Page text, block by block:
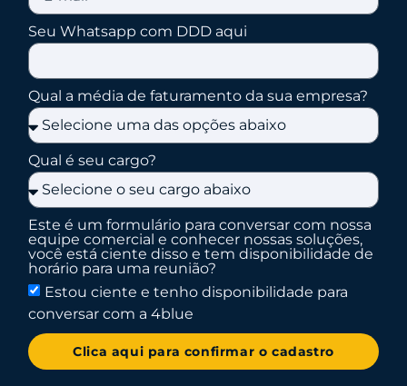
Seu Whatsapp com DDD aqui
Qual a média de faturamento da sua empresa?
Qual é seu cargo?
Este é um formulário para conversar com nossa
equipe comercial e conhecer nossas soluções,
você está ciente disso e tem disponibilidade de
horário para uma reunião?
Estou ciente e tenho disponibilidade para
conversar com a 4blue
Clica aqui para confirmar o cadastro